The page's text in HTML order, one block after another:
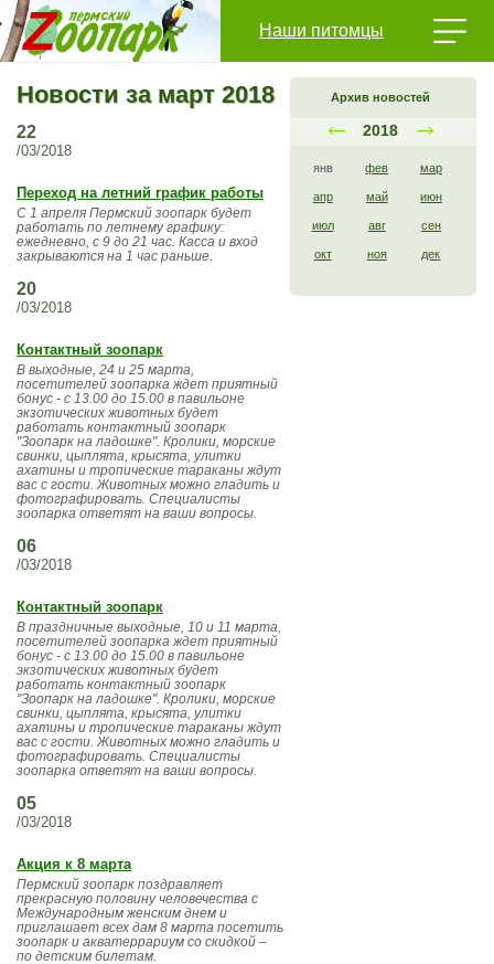
Наши питомцы
Архив новостей
2018
янв фев мар
апр май июн
июл авг сен
окт ноя дек
Новости за март 2018
22
/03/2018
Переход на летний график работы
С 1 апреля Пермский зоопарк будет
работать по летнему графику:
ежедневно, с 9 до 21 час. Касса и вход
закрываются на 1 час раньше.
20
/03/2018
Контактный зоопарк
В выходные, 24 и 25 марта,
посетителей зоопарка ждет приятный
бонус - с 13.00 до 15.00 в павильоне
экзотических животных будет
работать контактный зоопарк
"Зоопарк на ладошке". Кролики, морские
свинки, цыплята, крысята, улитки
ахатины и тропические тараканы ждут
вас с гости. Животных можно гладить и
фотографировать. Специалисты
зоопарка ответят на ваши вопросы.
06
/03/2018
Контактный зоопарк
В праздничные выходные, 10 и 11 марта,
посетителей зоопарка ждет приятный
бонус - с 13.00 до 15.00 в павильоне
экзотических животных будет
работать контактный зоопарк
"Зоопарк на ладошке". Кролики, морские
свинки, цыплята, крысята, улитки
ахатины и тропические тараканы ждут
вас с гости. Животных можно гладить и
фотографировать. Специалисты
зоопарка ответят на ваши вопросы.
05
/03/2018
Акция к 8 марта
Пермский зоопарк поздравляет
прекрасную половину человечества с
Международным женским днем и
приглашает всех дам 8 марта посетить
зоопарк и акватеррариум со скидкой –
по детским билетам.